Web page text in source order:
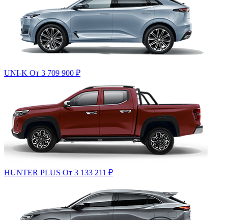
UNI-K От 3 709 900 ₽
HUNTER PLUS От 3 133 211 ₽